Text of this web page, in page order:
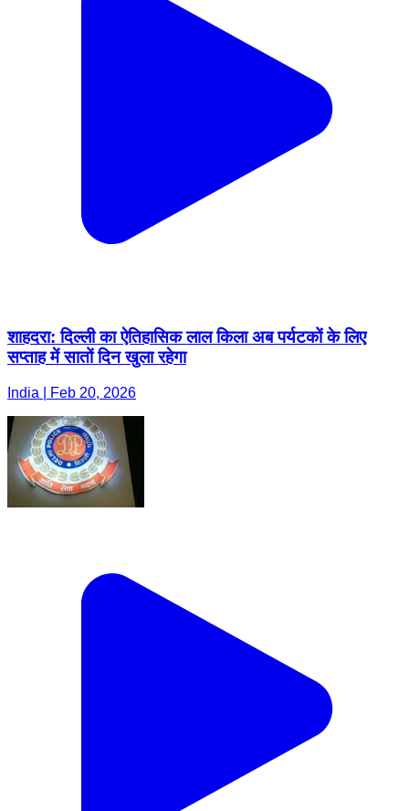
शाहदरा: दिल्ली का ऐतिहासिक लाल किला अब पर्यटकों के लिए
सप्ताह में सातों दिन खुला रहेगा
India | Feb 20, 2026